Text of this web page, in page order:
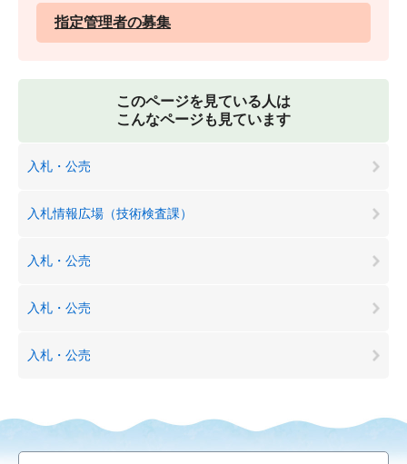
指定管理者の募集
このページを見ている人は
こんなページも見ています
入札・公売
入札情報広場（技術検査課）
入札・公売
入札・公売
入札・公売